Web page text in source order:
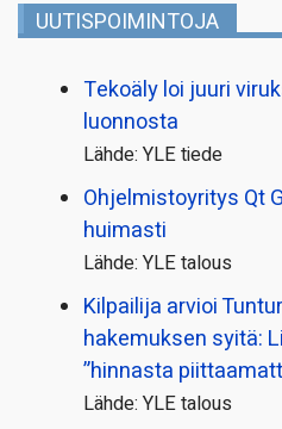
UUTISPOIMINTOJA
Tekoäly loi juuri
luonnosta
Lähde: YLE tiede
Ohjelmistoyritys Qt
huimasti
Lähde: YLE talous
Kilpailija arvioi
hakemuksen syitä:
”hinnasta
Lähde: YLE talous